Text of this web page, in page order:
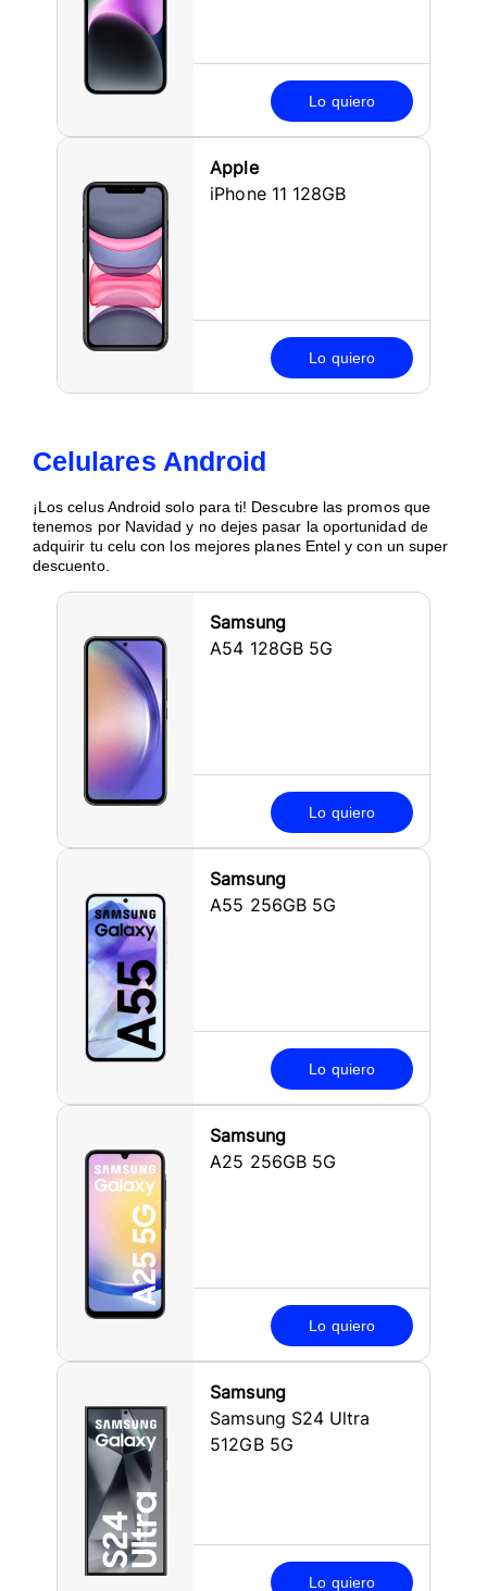
Lo quiero
Apple
iPhone 11 128GB
Lo quiero
Celulares Android
¡Los celus Android solo para ti! Descubre las promos que
tenemos por Navidad y no dejes pasar la oportunidad de
adquirir tu celu con los mejores planes Entel y con un super
descuento.
Samsung
A54 128GB 5G
Lo quiero
Samsung
A55 256GB 5G
Lo quiero
Samsung
A25 256GB 5G
Lo quiero
Samsung
Samsung S24 Ultra
512GB 5G
Lo quiero